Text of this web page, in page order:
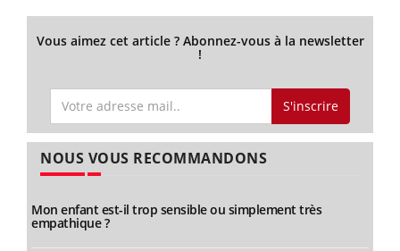
Vous aimez cet article ? Abonnez-vous à la newsletter
!
S'inscrire
NOUS VOUS RECOMMANDONS
Mon enfant est-il trop sensible ou simplement très
empathique ?